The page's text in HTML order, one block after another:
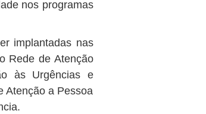
nos programas
implantadas nas
Rede de Atenção
às Urgências e
Atenção a Pessoa